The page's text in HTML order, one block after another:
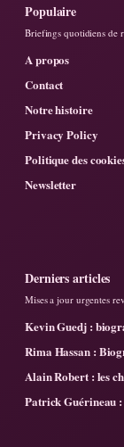
Populaire
Briefings quotidiens de
A propos
Contact
Notre histoire
Privacy Policy
Politique des
Newsletter
Derniers articles
Mises a jour urgentes
Kevin Guedj :
Rima Hassan :
Alain Robert : les
Patrick Guérineau